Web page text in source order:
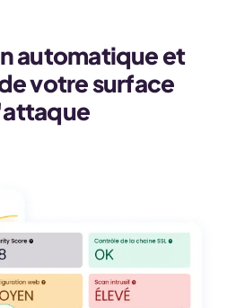
automatique et
votre surface